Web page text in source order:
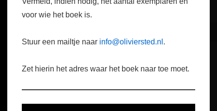
voor wie het boek is.
Stuur een mailtje naar info@oliviersted.nl .
Zet hierin het adres waar het boek naar toe moet.